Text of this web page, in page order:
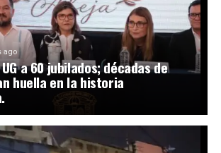
ago
a 60 jubilados; décadas de
huella en la historia